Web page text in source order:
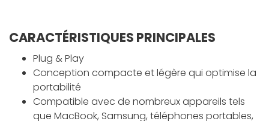
CARACTÉRISTIQUES PRINCIPALES
Plug & Play
Conception compacte et légère qui optimise la
portabilité
Compatible avec de nombreux appareils tels
que MacBook, Samsung, téléphones portables,